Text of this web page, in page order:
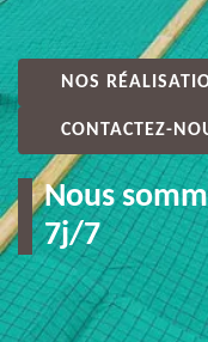
NOS
CONTACTEZ-
Nous
7j/7